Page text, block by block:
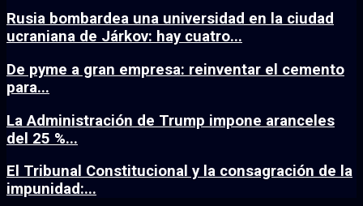
Rusia bombardea una universidad en la ciudad
ucraniana de Járkov: hay cuatro...
De pyme a gran empresa: reinventar el cemento
para...
La Administración de Trump impone aranceles
del 25 %...
El Tribunal Constitucional y la consagración de la
impunidad:...